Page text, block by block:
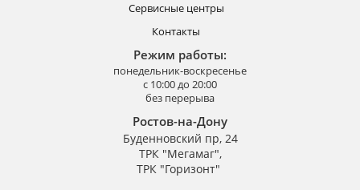
Сервисные центры
Контакты
Режим работы:
понедельник-воскресенье
с 10:00 до 20:00
без перерыва
Ростов-на-Дону
Буденновский пр, 24
ТРК "Мегамаг",
ТРК "Горизонт"